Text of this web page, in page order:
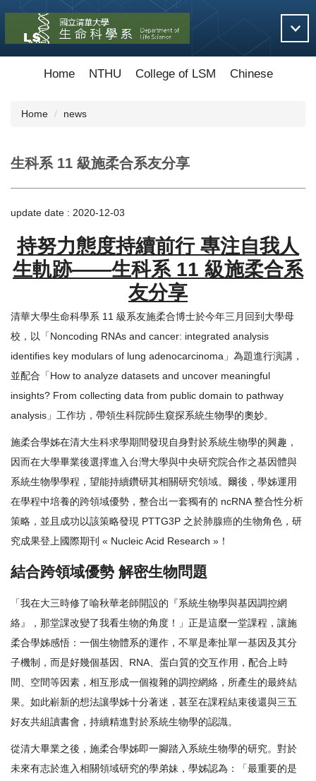
Jump
main
Home NTHU College of LSM Chinese
Home news
生科系 11 級施柔合系友分享
update date : 2020-12-03
持努力態度持續前行 專注自我人
生軌跡——生科系 11 級施柔合系
友分享
清華大學生命科學系 11 級系友施柔合博士於今年三月回到大學母
校，以「Noncoding RNAs and cancer: integrated analysis
identifies key modulars of lung adenocarcinoma」為題進行演講，
並配合「How to analyze datasets and uncover meaningful
insights? From collecting data from public domain to pathway
analysis」工作坊，帶領生科院師生窺探系統生物學的奧妙。
施柔合學姊在清大生科求學期間發現自身對於系統生物學的興趣，
因而在大學畢業後選擇進入台灣大學與中央研究院合作之基因體與
系統生物學學程，望能持續鑽研其相關研究領域。爾後，學姊運用
在學程中培養的跨領域優勢，整合出一套獨有的 ncRNA 整合性分析
策略，並且成功以該策略發現 PTTG3P 之於肺腺癌的生物角色，研
究成果登上國際期刊 « Nucleic Acid Research »！
結合跨領域優勢 解密生物問題
「我在大三時修了喻秋華老師開設的『系統生物學與基因調控網
絡』，那堂課改變了我看生物的角度！」正是這麼一堂課程，讓施
柔合學姊感悟：一個生物體系的運作，不單是牽扯單一基因及其分
子機制，而是好幾個基因、RNA、蛋白質的交互作用，配合上時
間、空間等因素，相互形成一個複雜的調控網絡，所產生的最終結
果。如此嶄新的想法讓學姊十分著迷，甚至在課程結束後還與三五
好友共組讀書會，持續精進對於系統生物學的認識。
從清大畢業之後，施柔合學姊即一腳踏入系統生物學的研究。對於
未來有志於進入相關領域研究的學弟妹，學姊認為：「最重要的是